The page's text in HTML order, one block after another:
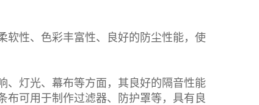
软性、色彩丰富性、良好的防尘性能，使
、灯光、幕布等方面，其良好的隔音性能
布可用于制作过滤器、防护罩等，具有良